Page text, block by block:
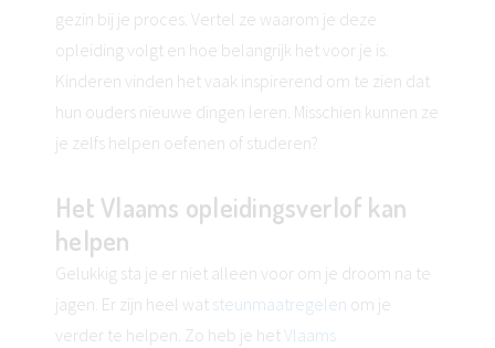
gezin bij je proces. Vertel ze waarom je deze
opleiding volgt en hoe belangrijk het voor je is.
Kinderen vinden het vaak inspirerend om te zien dat
hun ouders nieuwe dingen leren. Misschien kunnen ze
je zelfs helpen oefenen of studeren?
Het Vlaams opleidingsverlof kan
helpen
Gelukkig sta je er niet alleen voor om je droom na te
jagen. Er zijn heel wat steunmaatregelen om je
verder te helpen. Zo heb je hetVlaams